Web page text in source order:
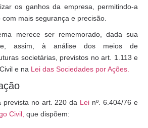
os ganhos da empresa, permitindo-a
mais segurança e precisão.
merece ser rememorado, dada sua
se, assim, à análise dos meios de
societárias, previstos no art. 1.113 e
e na Lei das Sociedades por Ações.
prevista no art. 220 da Lei nº. 6.404/76 e
Civil, que dispõem: